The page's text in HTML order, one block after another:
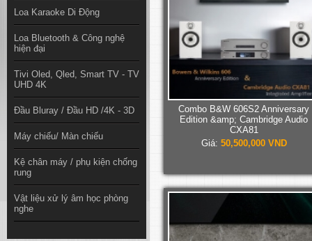
Loa Karaoke Di Động
Loa Bluetooth & Công nghệ
hiện đại
Tivi Oled, Qled, Smart TV - TV
UHD 4K
Đầu Bluray / Đầu HD /4K - 3D
Máy chiếu/ Màn chiếu
Kệ chân máy / phụ kiện chống
rung
Vật liệu xử lý âm học phòng
nghe
Combo B&W 606S2 Anniversary
Edition &amp; Cambridge Audio
CXA81
Giá: 50,500,000 VND